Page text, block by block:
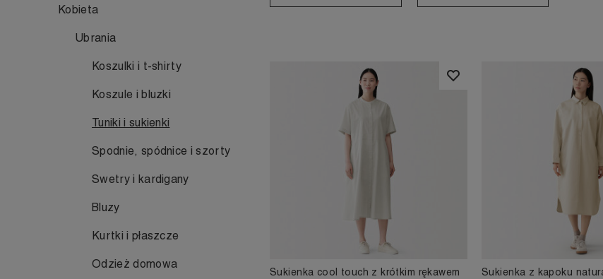
Kobieta
Ubrania
Koszulki i t-shirty
Koszule i bluzki
Tuniki i sukienki
Spodnie, spódnice i szorty
Swetry i kardigany
Bluzy
Kurtki i płaszcze
Odzież domowa
Sukienka cool touch z krótkim rękawem
Sukienka z kapoku